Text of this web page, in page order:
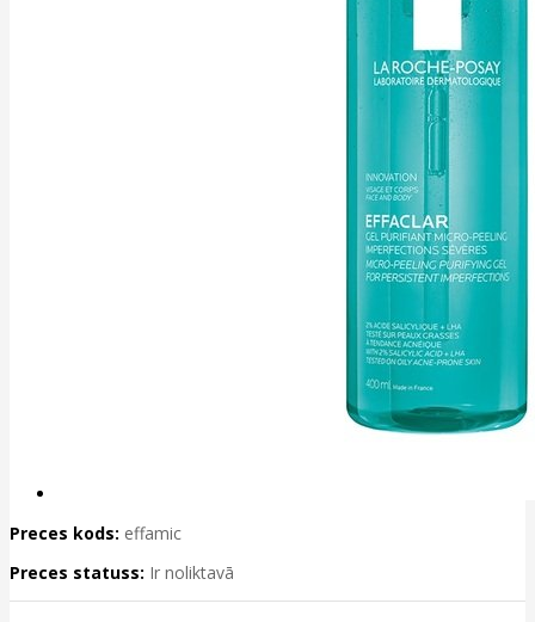
Preces kods: effamic
Preces statuss: Ir noliktavā